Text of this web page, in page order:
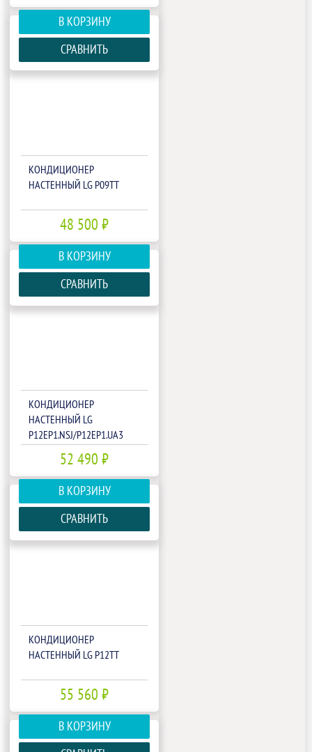
В КОРЗИНУ
СРАВНИТЬ
КОНДИЦИОНЕР
НАСТЕННЫЙ LG P09TT
48 500 ₽
В КОРЗИНУ
СРАВНИТЬ
КОНДИЦИОНЕР
НАСТЕННЫЙ LG
P12EP1.NSJ/P12EP1.UA3
52 490 ₽
В КОРЗИНУ
СРАВНИТЬ
КОНДИЦИОНЕР
НАСТЕННЫЙ LG P12TT
55 560 ₽
В КОРЗИНУ